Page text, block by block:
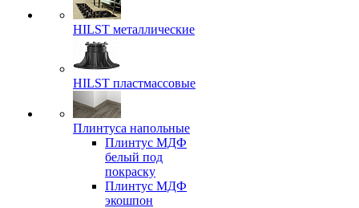
HILST металлические
HILST пластмассовые
Плинтуса напольные
Плинтус МДФ
белый под
покраску
Плинтус МДФ
экошпон